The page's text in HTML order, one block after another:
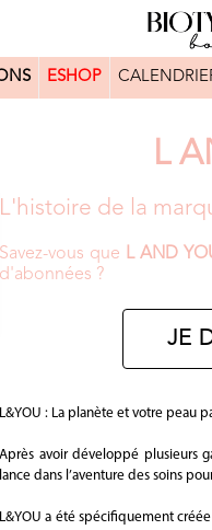
ESHOP
L
L'histoire de la
Savez-vous que L AND
d'abonnées ?
JE
L&YOU : La planète et votre peau
Après avoir développé plusieurs
lance dans l’aventure des soins
L&YOU a été spécifiquement